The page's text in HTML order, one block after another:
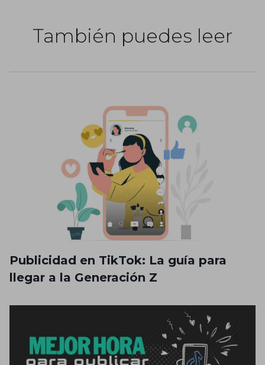
También puedes leer
Publicidad en TikTok: La guía para
llegar a la Generación Z